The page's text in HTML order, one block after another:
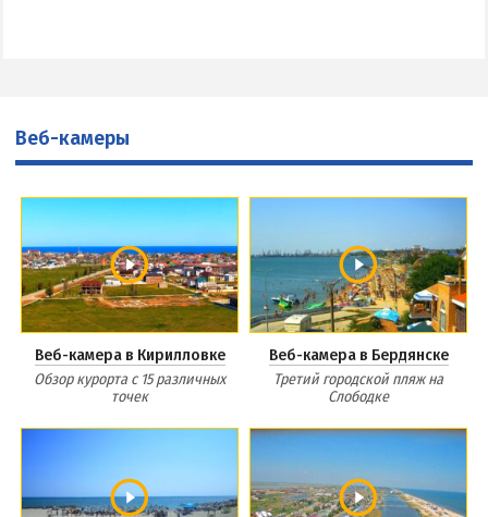
Веб-камеры
Веб-камера в Кирилловке
Обзор курорта с 15 различных
точек
Веб-камера в Бердянске
Третий городской пляж на
Слободке